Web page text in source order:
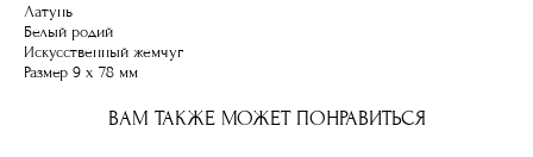
Латунь
Белый родий
Искусственный жемчуг
Размер 9 х 78 мм
ВАМ ТАКЖЕ МОЖЕТ ПОНРАВИТЬСЯ